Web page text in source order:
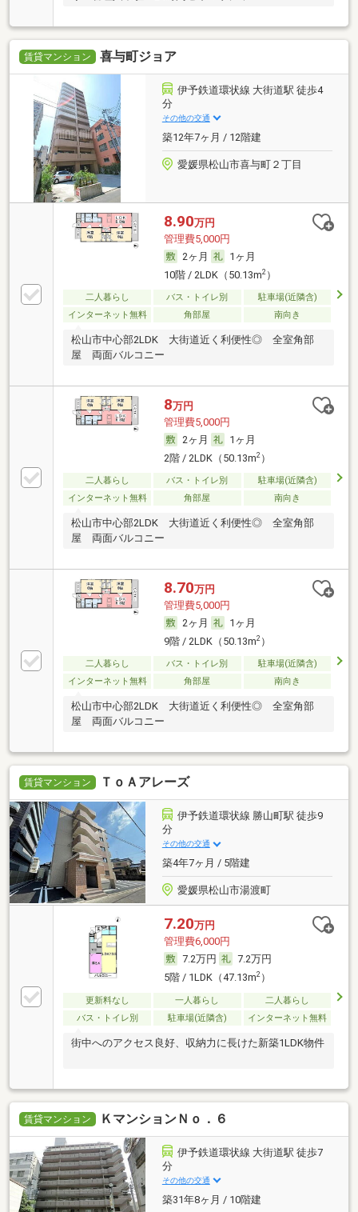
賃貸マンション 喜与町ジョア
伊予鉄道環状線 大街道駅 徒歩4
分
その他の交通
築12年7ヶ月 / 12階建
愛媛県松山市喜与町２丁目
8.90万円
管理費5,000円
2ヶ月
1ヶ月
10階 / 2LDK（50.13m2）
二人暮らし バス・トイレ別
駐車場(近隣含)
インターネット無料
角部屋 南向き
松山市中心部2LDK 大街道近く利便性◎ 全室角部
屋 両面バルコニー
8万円
管理費5,000円
2ヶ月
1ヶ月
2階 / 2LDK（50.13m2）
二人暮らし バス・トイレ別
駐車場(近隣含)
インターネット無料
角部屋 南向き
松山市中心部2LDK 大街道近く利便性◎ 全室角部
屋 両面バルコニー
8.70万円
管理費5,000円
2ヶ月
1ヶ月
9階 / 2LDK（50.13m2）
二人暮らし バス・トイレ別
駐車場(近隣含)
インターネット無料
角部屋 南向き
松山市中心部2LDK 大街道近く利便性◎ 全室角部
屋 両面バルコニー
賃貸マンション ＴｏＡアレーズ
伊予鉄道環状線 勝山町駅 徒歩9
分
その他の交通
築4年7ヶ月 / 5階建
愛媛県松山市湯渡町
7.20万円
管理費6,000円
7.2万円
7.2万円
5階 / 1LDK（47.13m2）
更新料なし 一人暮らし
二人暮らし
バス・トイレ別
駐車場(近隣含) インターネット無料
街中へのアクセス良好、収納力に長けた新築1LDK物件
賃貸マンション ＫマンションＮｏ．６
伊予鉄道環状線 大街道駅 徒歩7
分
その他の交通
築31年8ヶ月 / 10階建